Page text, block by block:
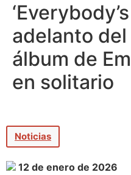
adelanto
álbum de
en solitario
Noticias
12 de enero de 2026